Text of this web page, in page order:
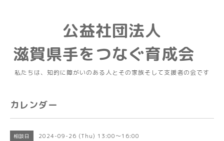
公益社団法人
滋賀県手をつなぐ育成会
私たちは、知的に障がいのある人とその家族そして支援者の会です
カレンダー
相談日 2024-09-26 (Thu) 13:00～16:00